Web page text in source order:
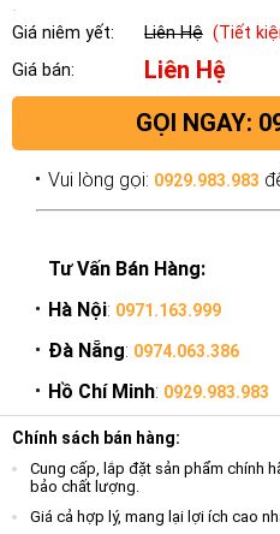
Giá niêm yết: Liên Hệ (Tiết
Giá bán:
Liên Hệ
GỌI NGAY:
Vui lòng gọi: 0929.983.983
Tư Vấn Bán Hàng:
Hà Nội: 0971.163.999
Đà Nẵng: 0974.063.386
Hồ Chí Minh: 0929.983.983
Chính sách bán hàng:
Cung cấp, lắp đặt sản phẩm chính
bảo chất lượng.
Giá cả hợp lý, mang lại lợi ích cao